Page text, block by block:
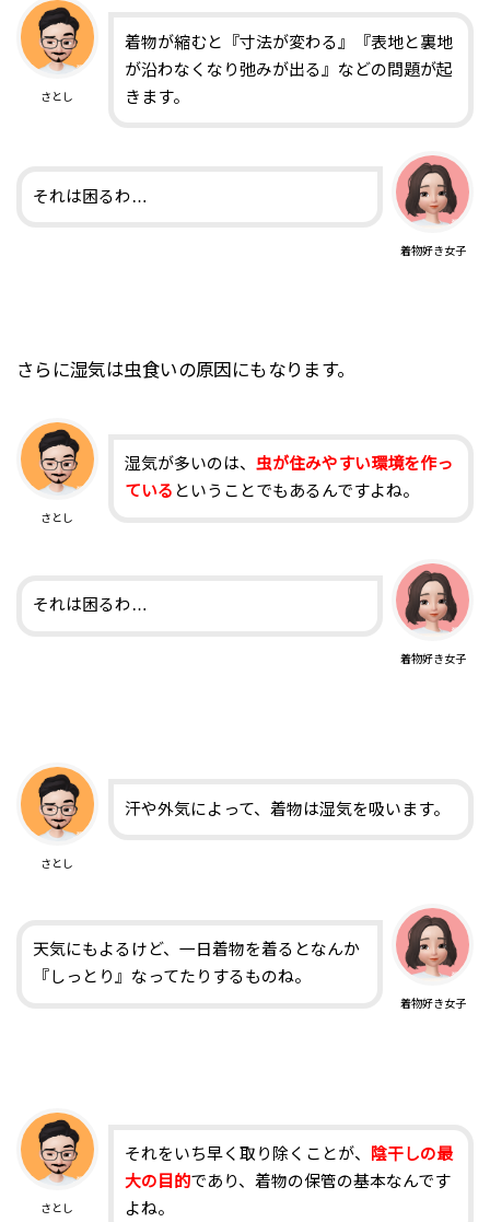
さとし
着物が縮むと『寸法が変わる』『表地と裏地
が沿わなくなり弛みが出る』などの問題が起
きます。
着物好き女子
それは困るわ…
さらに湿気は虫食いの原因にもなります。
さとし
湿気が多いのは、 虫が住みやすい環境を作っ
ている ということでもあるんですよね。
着物好き女子
それは困るわ…
さとし
汗や外気によって、着物は湿気を吸います。
着物好き女子
天気にもよるけど、一日着物を着るとなんか
『しっとり』なってたりするものね。
さとし
それをいち早く取り除くことが、
陰干しの最
大の目的であり、着物の保管の基本なんです
よね。